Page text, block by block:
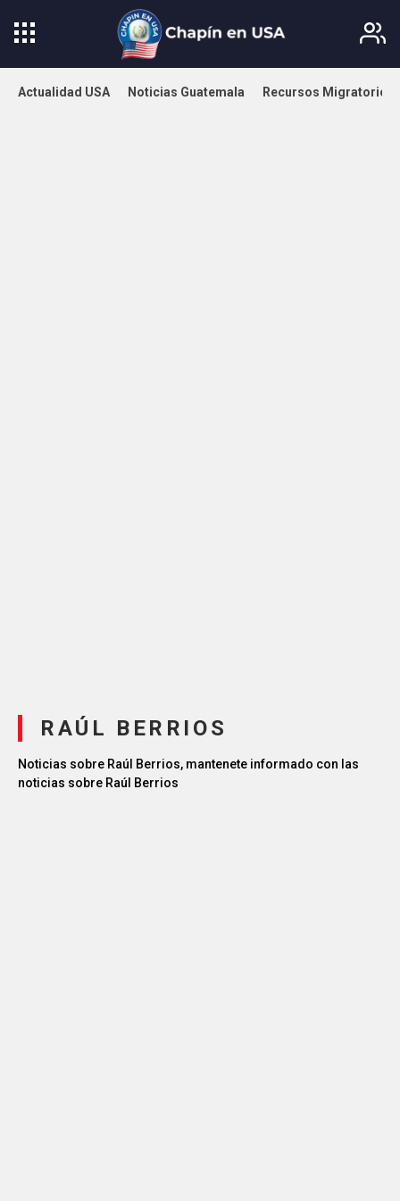
Actualidad USA Noticias Guatemala Recursos Migratorios
RAÚL BERRIOS
Noticias sobre Raúl Berrios, mantenete informado con las
noticias sobre Raúl Berrios